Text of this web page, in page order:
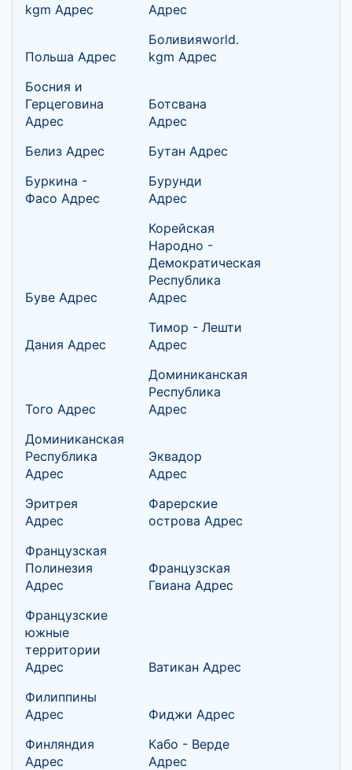
kgm Адрес Адрес
Польша Адрес
Боливияworld.
kgm Адрес
Босния и
Герцеговина
Адрес
Ботсвана
Адрес
Белиз Адрес
Бутан Адрес
Буркина -
Фасо Адрес
Бурунди
Адрес
Буве Адрес
Корейская
Народно -
Демократическая
Республика
Адрес
Дания Адрес
Тимор - Лешти
Адрес
Того Адрес
Доминиканская
Республика
Адрес
Доминиканская
Республика
Адрес
Эквадор
Адрес
Эритрея
Адрес
Фарерские
острова Адрес
Французская
Полинезия
Адрес
Французская
Гвиана Адрес
Французские
южные
территории
Адрес
Ватикан Адрес
Филиппины
Адрес
Фиджи Адрес
Финляндия
Адрес
Кабо - Верде
Адрес